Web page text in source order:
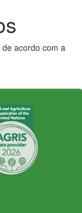
acordo com a